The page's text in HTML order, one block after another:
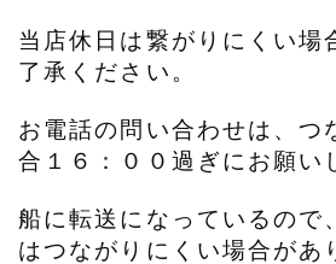
当店休日は繋がりにくい場
了承ください。
お電話の問い合わせは、つ
合１６：００過ぎにお願い
船に転送になっているので
はつながりにくい場合があ